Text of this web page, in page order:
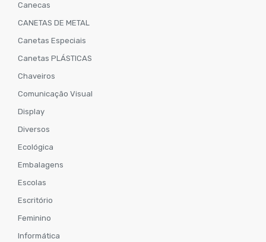
Canecas
CANETAS DE METAL
Canetas Especiais
Canetas PLÁSTICAS
Chaveiros
Comunicação Visual
Display
Diversos
Ecológica
Embalagens
Escolas
Escritório
Feminino
Informática